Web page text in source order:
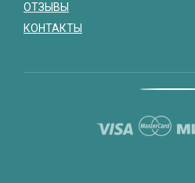
ОТЗЫВЫ
КОНТАКТЫ